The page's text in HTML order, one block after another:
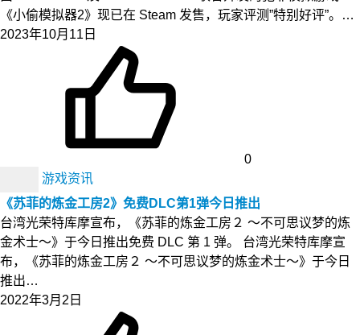
《小偷模拟器2》现已在 Steam 发售，玩家评测”特别好评”。…
2023年10月11日
0
游戏资讯
《苏菲的炼金工房2》免费DLC第1弹今日推出
台湾光荣特库摩宣布，《苏菲的炼金工房２ ～不可思议梦的炼
金术士～》于今日推出免费 DLC 第 1 弹。 台湾光荣特库摩宣
布，《苏菲的炼金工房２ ～不可思议梦的炼金术士～》于今日
推出…
2022年3月2日